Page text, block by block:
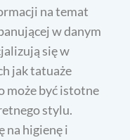
na temat
w danym
się w
jak tatuaże
może być istotne
stylu.
na higienę i